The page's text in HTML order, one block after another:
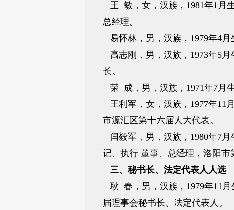
王 敏，女，汉族，1981年1月
总经理。
易怀林，男，汉族，1979年4月
高志刚，男，汉族，1973年5
长。
荣 成，男，汉族，1971年7月
王利军，女，汉族，1977年11
市源汇区第十六届人大代表。
闫毅军，男，汉族，1980年7
记、执行 董事、总经理，洛阳市
三、秘书长、法定代表人人选
耿 春，男，汉族，1979年11月
届理事会秘书长、法定代表人。